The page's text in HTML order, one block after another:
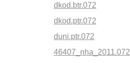
dkod.btr.072
dkod.ptr.072
duni.ptr.072
46407_nha_2011.072